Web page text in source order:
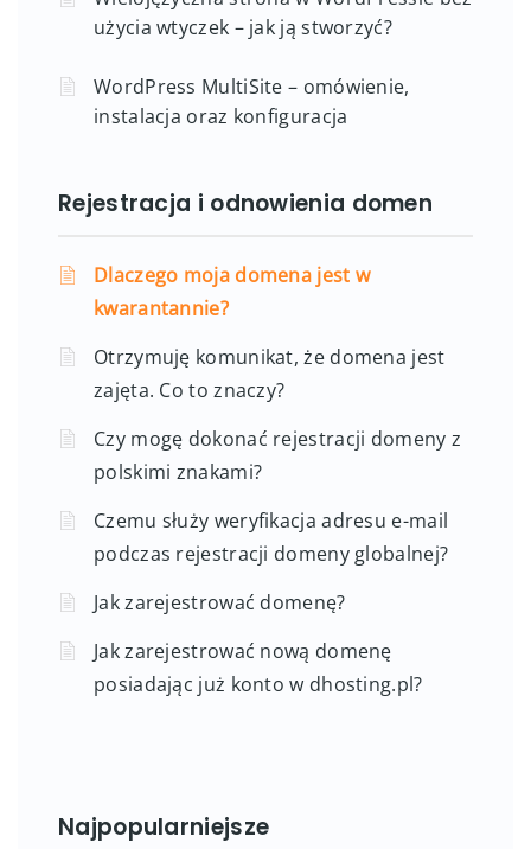
użycia wtyczek – jak ją stworzyć?
WordPress MultiSite – omówienie,
instalacja oraz konfiguracja
Rejestracja i odnowienia domen
Dlaczego moja domena jest w
kwarantannie?
Otrzymuję komunikat, że domena jest
zajęta. Co to znaczy?
Czy mogę dokonać rejestracji domeny z
polskimi znakami?
Czemu służy weryfikacja adresu e-mail
podczas rejestracji domeny globalnej?
Jak zarejestrować domenę?
Jak zarejestrować nową domenę
posiadając już konto w dhosting.pl?
Najpopularniejsze